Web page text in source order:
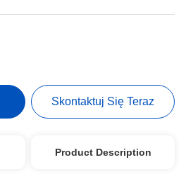
Skontaktuj Się Teraz
Product Description